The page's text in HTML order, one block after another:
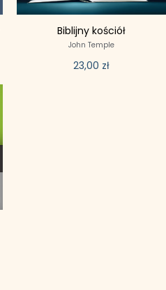
Biblijny kościół
John Temple
23,00 zł